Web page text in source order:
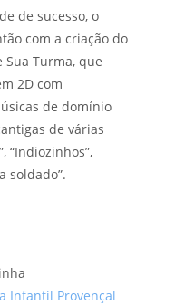
de sucesso, o
com a criação do
Sua Turma, que
2D com
de domínio
de várias
“Indiozinhos”,
soldado”.
Infantil Provençal